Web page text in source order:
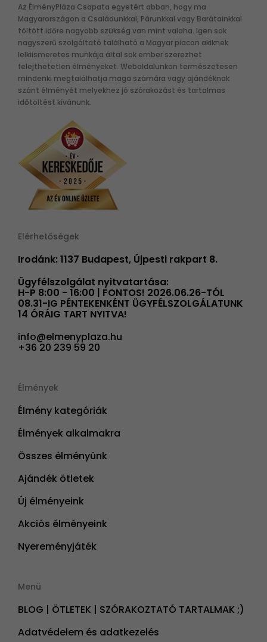
Az ÉlményPláza Csapata egyetért abban, hogy ma
Magyarországon a Családunkkal, Párunkkal vagy Barátainkkal
töltött időre nagyobb szükség van mint valaha. Igen sok
nagyszerű szolgáltató található a Magyar piacon akiknek
lelkiismeretes munkája által sok ember szerezhet
felejthetetlen élményeket. Weboldalunkon természetesen
mindenki megtalálhatja maga számára vagy ajándéknak
szánt élményét melyekhez jó szórakozást és tartalmas
időtöltést kívánunk.
Elérhetőségek
Irodánk: 1137 Budapest, Újpesti rakpart 8.
Ügyfélszolgálat nyitvatartása:
H-P 8:00 - 16:00 | FONTOS! 2026.06.26-TÓL
08.31-IG PÉNTEKENKÉNT ÜGYFÉLSZOLGÁLATUNK
14 ÓRÁIG TART NYITVA!
info@elmenyplaza.hu
+36 20 239 59 20
Élmények
Élmény kategóriák
Élmények alkalmakra
Összes élményünk
Ajándék ötletek
Új élményeink
Akciós élményeink
Nyereményjáték
Menü
BLOG | ÖTLETEK | SZÓRAKOZTATÓ TARTALMAK ;)
Adatvédelem és adatkezelés